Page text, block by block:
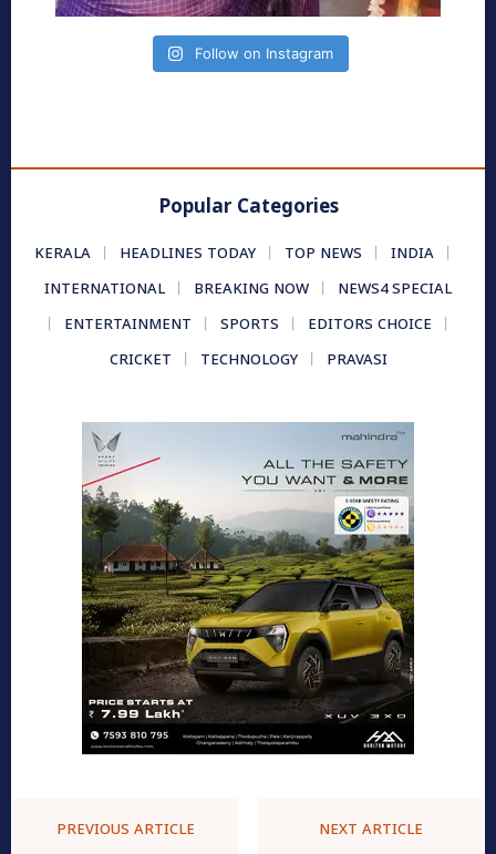
Follow on Instagram
Popular Categories
KERALA HEADLINES TODAY TOP NEWS
INDIA
INTERNATIONAL
BREAKING NOW
NEWS4 SPECIAL
ENTERTAINMENT
SPORTS
EDITORS CHOICE
CRICKET
TECHNOLOGY PRAVASI
PREVIOUS ARTICLE NEXT ARTICLE